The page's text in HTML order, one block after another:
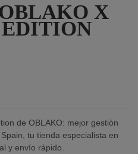
X
de OBLAKO: mejor gestión
tu tienda especialista en
y envío rápido.